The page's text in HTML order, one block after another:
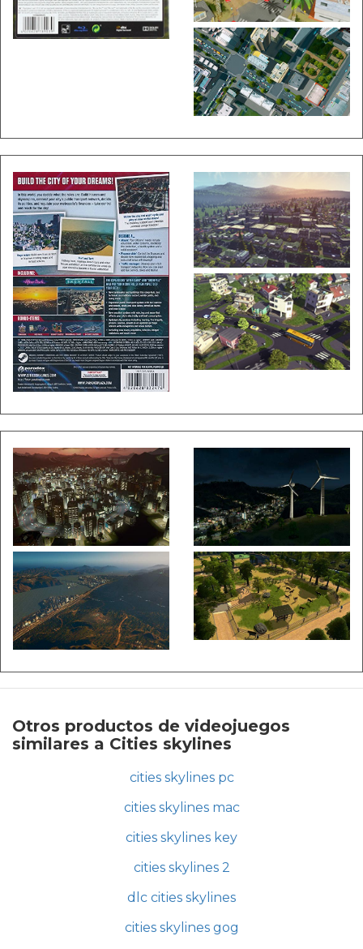
Otros productos de videojuegos
similares a Cities skylines
cities skylines pc
cities skylines mac
cities skylines key
cities skylines 2
dlc cities skylines
cities skylines gog